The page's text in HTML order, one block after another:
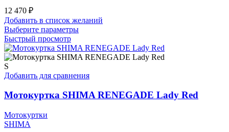
12 470 ₽
Добавить в список желаний
Выберите параметрыЭтот
имеет
несколько
Опции
выбрать
Быстрый просмотр
S
Добавить для сравнения
Мотокуртка SHIMA RENEGADE Lady Red
Мотокуртки
SHIMA